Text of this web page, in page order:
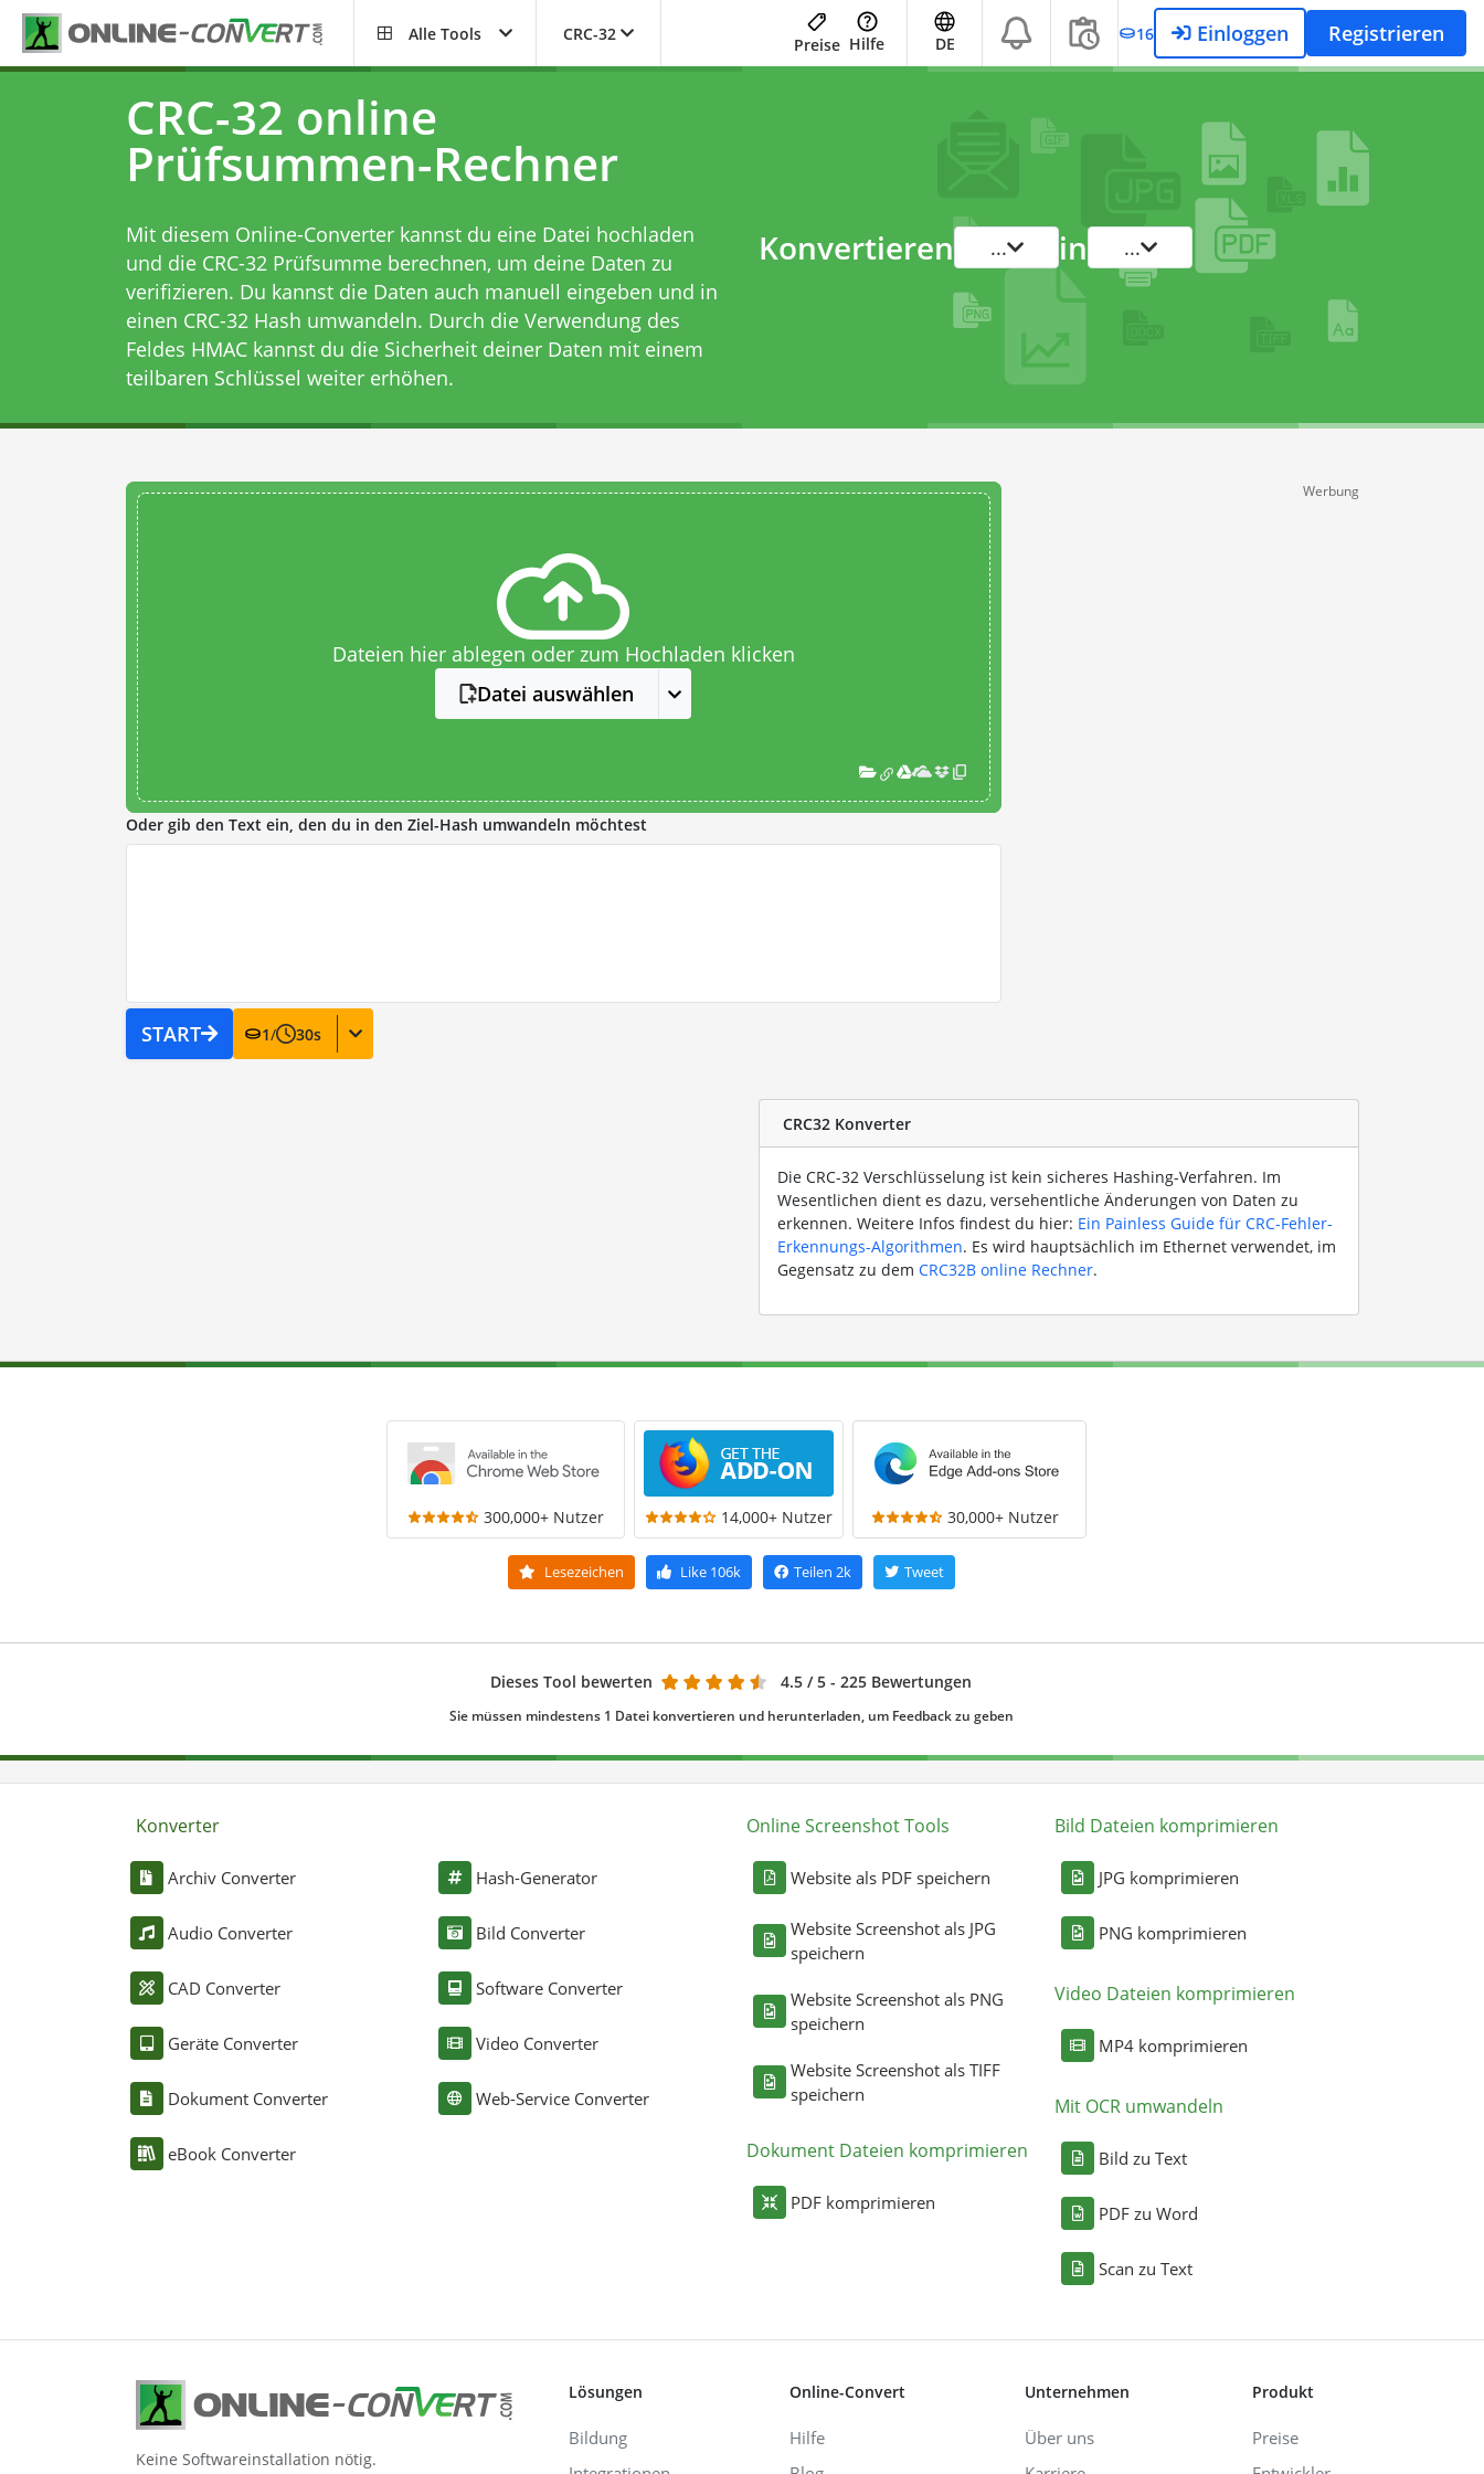
Alle Tools CRC-32
Preise Hilfe DE 16 Einloggen Registrieren
CRC-32 online
Prüfsummen-Rechner
Mit diesem Online-Converter kannst du eine Datei hochladen
und die CRC-32 Prüfsumme berechnen, um deine Daten zu
verifizieren. Du kannst die Daten auch manuell eingeben und in
einen CRC-32 Hash umwandeln. Durch die Verwendung des
Feldes HMAC kannst du die Sicherheit deiner Daten mit einem
teilbaren Schlüssel weiter erhöhen.
Konvertieren ... in ...
Dateien hier ablegen oder zum Hochladen klicken
Datei auswählen
Oder gib den Text ein, den du in den Ziel-Hash umwandeln möchtest
START 1/ 30s
Werbung
CRC32 Konverter
Die CRC-32 Verschlüsselung ist kein sicheres Hashing-Verfahren. Im
Wesentlichen dient es dazu, versehentliche Änderungen von Daten zu
erkennen. Weitere Infos findest du hier: Ein Painless Guide für CRC-Fehler-
Erkennungs-Algorithmen. Es wird hauptsächlich im Ethernet verwendet, im
Gegensatz zu dem CRC32B online Rechner.
300,000+ Nutzer 14,000+ Nutzer 30,000+ Nutzer
Lesezeichen Like106k Teilen 2k Tweet
Dieses Tool bewerten 4.5 / 5 - 225 Bewertungen
Sie müssen mindestens 1 Datei konvertieren und herunterladen, um Feedback zu geben
Konverter
Archiv Converter
Audio Converter
CAD Converter
Geräte Converter
Dokument Converter
eBook Converter
Hash-Generator
Bild Converter
Software Converter
Video Converter
Web-Service Converter
Online Screenshot Tools
Website als PDF speichern
Website Screenshot als JPG
speichern
Website Screenshot als PNG
speichern
Website Screenshot als TIFF
speichern
Dokument Dateien komprimieren
PDF komprimieren
Bild Dateien komprimieren
JPG komprimieren
PNG komprimieren
Video Dateien komprimieren
MP4 komprimieren
Mit OCR umwandeln
Bild zu Text
PDF zu Word
Scan zu Text
Keine Softwareinstallation nötig.
Lösungen
Bildung
Online-Convert
Hilfe
Unternehmen
Über uns
Produkt
Preise